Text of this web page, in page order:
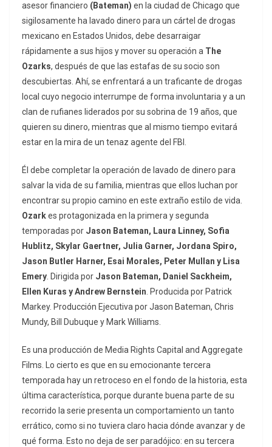
asesor financiero (Bateman) en la ciudad de Chicago que
sigilosamente ha lavado dinero para un cártel de drogas
mexicano en Estados Unidos, debe desarraigar
rápidamente a sus hijos y mover su operación a The
Ozarks, después de que las estafas de su socio son
descubiertas. Ahí, se enfrentará a un traficante de drogas
local cuyo negocio interrumpe de forma involuntaria y a un
clan de rufianes liderados por su sobrina de 19 años, que
quieren su dinero, mientras que al mismo tiempo evitará
estar en la mira de un tenaz agente del FBI.
Él debe completar la operación de lavado de dinero para
salvar la vida de su familia, mientras que ellos luchan por
encontrar su propio camino en este extraño estilo de vida.
Ozarkes protagonizada en la primera y segunda
temporadas por Jason Bateman, Laura Linney, Sofia
Hublitz, Skylar Gaertner, Julia Garner, Jordana Spiro,
Jason Butler Harner, Esai Morales, Peter Mullan y Lisa
Emery . Dirigida por Jason Bateman, Daniel Sackheim,
Ellen Kuras y Andrew Bernstein . Producida por Patrick
Markey. Producción Ejecutiva por Jason Bateman, Chris
Mundy, Bill Dubuque y Mark Williams.
Es una producción de Media Rights Capital and Aggregate
Films. Lo cierto es que en su emocionante tercera
temporada hay un retroceso en el fondo de la historia, esta
última característica, porque durante buena parte de su
recorrido la serie presenta un comportamiento un tanto
errático, como si no tuviera claro hacia dónde avanzar y de
qué forma. Esto no deja de ser paradójico: en su tercera